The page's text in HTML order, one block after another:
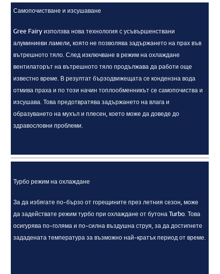
Самопочистване и изсушаване
Gree Fairy използва нова технология с усъвършенствани
алуминиеви ламели, която не позволява задържането на прах във
вътрешното тяло. След изключване в режим на охлаждане
вентилаторът на вътрешното тяло продължава да работи още
известно време. В резултат бързодвижещата се кондензна вода
отмива праха и по този начин топлообменникът се самопочиства и
изсушава. Това предотвратява задържането на влага и
образуването на мухъл и плесен, което може да доведе до
здравословни проблеми.
Турбо режим на охлаждане
За да избягате по-бързо от горещините през летния сезон, може
да задействате режим турбо при охлаждане от бутона Turbo. Това
осигурява по-голяма и по-силна въздушна струя, за да достигнете
зададената температура за възможно най-кратък период от време.